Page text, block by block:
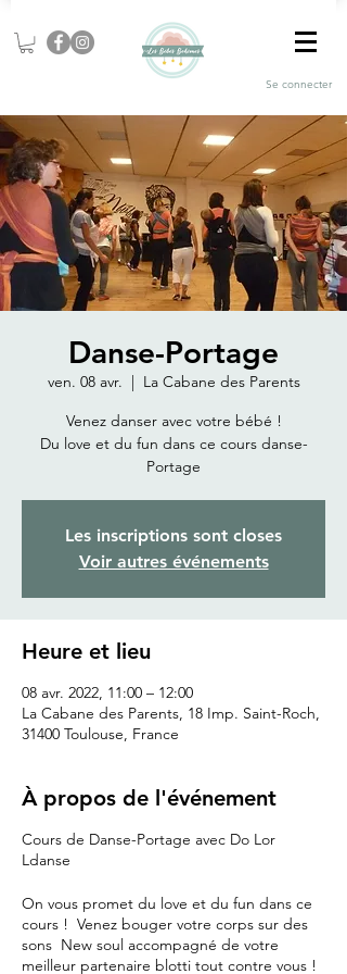
Se connecter
Danse-Portage
ven. 08 avr.
  |
La Cabane des Parents
Venez danser avec votre bébé !
Du love et du fun dans ce cours danse-
Portage
Les inscriptions sont closes
Voir autres événements
Heure et lieu
08 avr. 2022, 11:00 – 12:00
La Cabane des Parents, 18 Imp. Saint-Roch,
31400 Toulouse, France
À propos de l'événement
Cours de Danse-Portage avec Do Lor
Ldanse
On vous promet du love et du fun dans ce
cours ! Venez bouger votre corps sur des
sons New soul accompagné de votre
meilleur partenaire blotti tout contre vous !